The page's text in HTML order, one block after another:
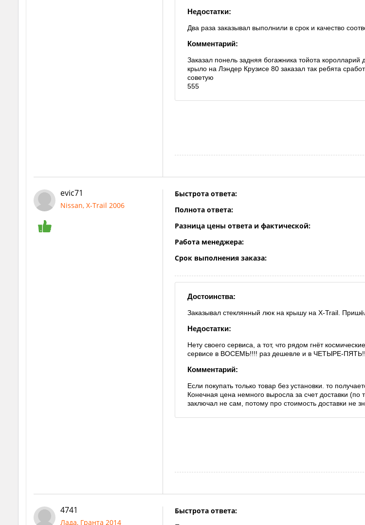
Недостатки:
Два раза заказывал выполнили в срок и качество
Комментарий:
Заказал понель задняя богажника тойота
крыло на Лэндер Крузисе 80 заказал так ребята
советую
555
evic71
Nissan, X-Trail 2006
Быстрота ответа:
Полнота ответа:
Разница цены ответа и фактической:
Работа менеджера:
Срок выполнения заказа:
Достоинства:
Заказывал стеклянный люк на крышу на X-Trail.
Недостатки:
Нету своего сервиса, а тот, что рядом гнёт
сервисе в ВОСЕМЬ!!!! раз дешевле и в ЧЕТЫРЕ-ПЯТЬ!!!
Комментарий:
Если покупать только товар без установки. то
Конечная цена немного выросла за счет доставки
заключал не сам, потому про стоимость доставки не
4741
Лада, Гранта 2014
Быстрота ответа: